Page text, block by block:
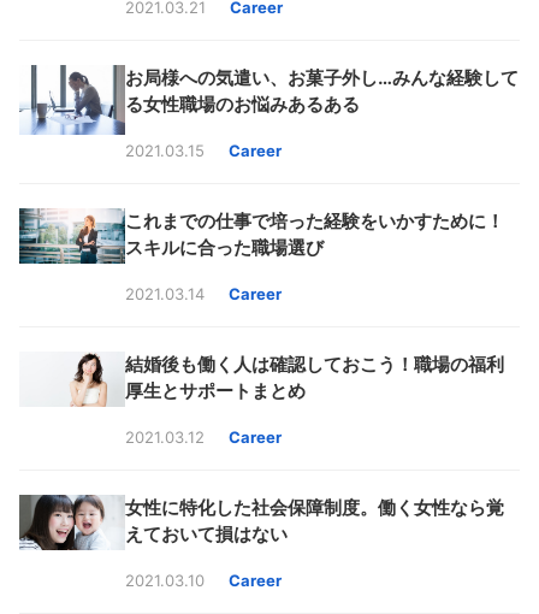
2021.03.21 Career
お局様への気遣い、お菓子外し…みんな経験して
る女性職場のお悩みあるある
2021.03.15 Career
これまでの仕事で培った経験をいかすために！
スキルに合った職場選び
2021.03.14 Career
結婚後も働く人は確認しておこう！職場の福利
厚生とサポートまとめ
2021.03.12 Career
女性に特化した社会保障制度。働く女性なら覚
えておいて損はない
2021.03.10 Career